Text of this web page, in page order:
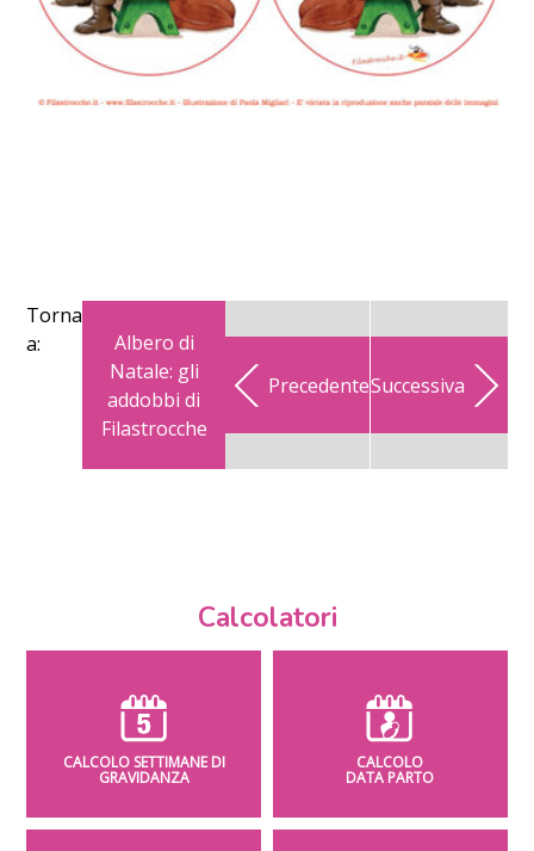
Torna
a:
Albero di
Natale: gli
addobbi di
Filastrocche
PrecedenteSuccessiva
Calcolatori
CALCOLO SETTIMANE DI
GRAVIDANZA
CALCOLO
DATA PARTO